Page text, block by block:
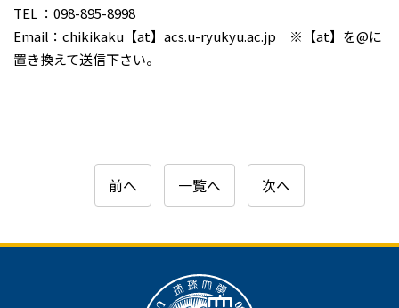
TEL ：098-895-8998
Email：chikikaku【at】acs.u-ryukyu.ac.jp ※【at】を@に
置き換えて送信下さい。
前へ 一覧へ 次へ